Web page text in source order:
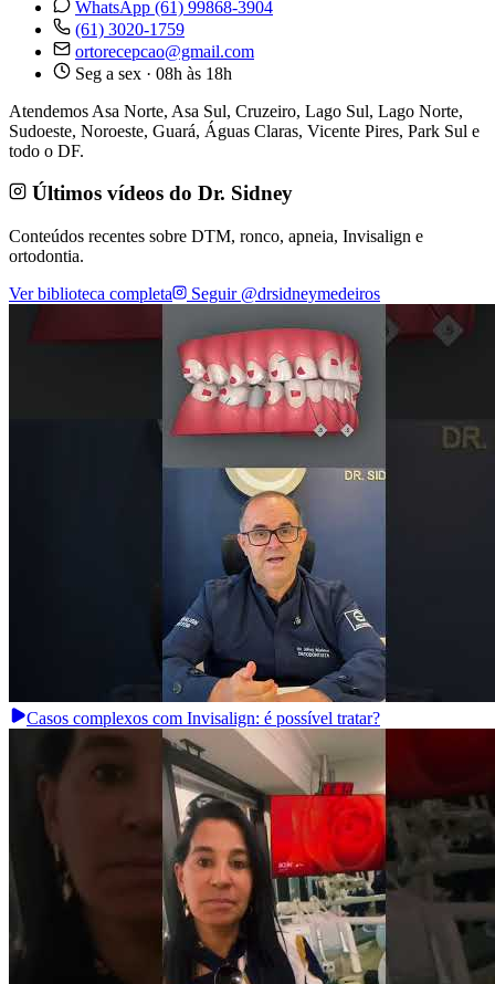
WhatsApp (61) 99868-3904
(61) 3020-1759
ortorecepcao@gmail.com
Seg a sex · 08h às 18h
Atendemos Asa Norte, Asa Sul, Cruzeiro, Lago Sul, Lago Norte,
Sudoeste, Noroeste, Guará, Águas Claras, Vicente Pires, Park Sul e
todo o DF.
Últimos vídeos do Dr. Sidney
Conteúdos recentes sobre DTM, ronco, apneia, Invisalign e
ortodontia.
Ver biblioteca completa
Seguir @drsidneymedeiros
Casos complexos com Invisalign: é possível tratar?